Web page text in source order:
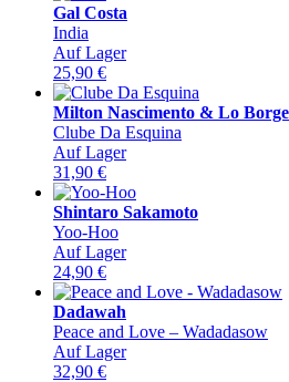
Gal Costa
India
Auf Lager
25,90 €
Milton Nascimento & Lo
Clube Da Esquina
Auf Lager
31,90 €
Shintaro Sakamoto
Yoo-Hoo
Auf Lager
24,90 €
Dadawah
Peace and Love – Wadadasow
Auf Lager
32,90 €